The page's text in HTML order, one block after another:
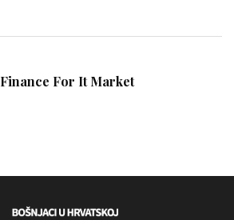
Finance For It Market